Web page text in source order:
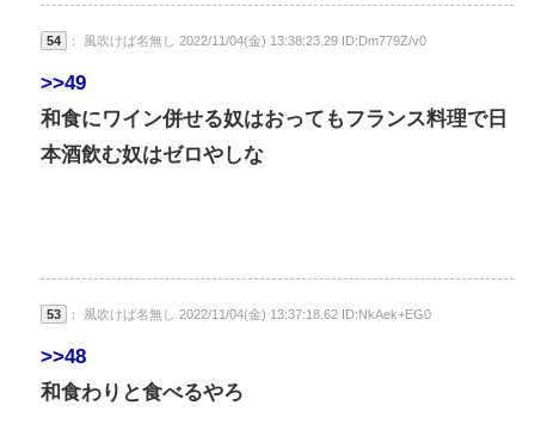
54 ： 風吹けば名無し 2022/11/04(金) 13:38:23.29 ID:Dm779Z/v0
>>49
和食にワイン併せる奴はおってもフランス料理で日
本酒飲む奴はゼロやしな
53 ： 風吹けば名無し 2022/11/04(金) 13:37:18.62 ID:NkAek+EG0
>>48
和食わりと食べるやろ